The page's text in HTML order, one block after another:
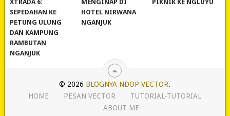
XTRADA 6:
SEPEDAHAN KE
PETUNG ULUNG
DAN KAMPUNG
RAMBUTAN
NGANJUK
MENGINAP DI
HOTEL NIRWANA
NGANJUK
PIKNIK KE NGLUYU
© 2026 BLOGNYA NDOP VECTOR.
HOME
PESAN VECTOR
TUTORIAL-TUTORIAL
ABOUT ME